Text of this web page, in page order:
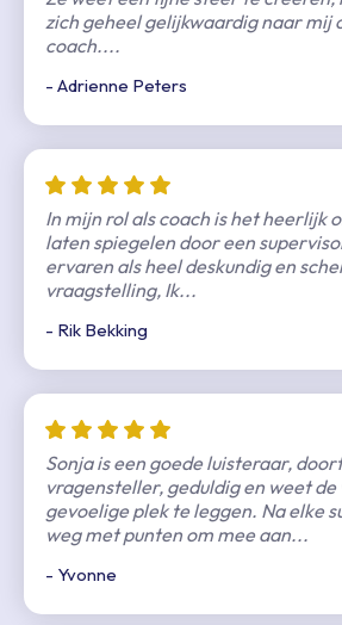
zich geheel gelijkwaardig naar mij
coach....
- Adrienne Peters
In mijn rol als coach is het heerlijk
laten spiegelen door een
ervaren als heel deskundig en
vraagstelling, Ik...
- Rik Bekking
Sonja is een goede luisteraar,
vragensteller, geduldig en weet de
gevoelige plek te leggen. Na elke
weg met punten om mee aan...
- Yvonne
Geef een beoordeling
Beoordeel Sonja
Zeer goed
Omschrijf je ervaring met deze
Vraag een beoordeling
klant
Stuur een Whatsapp bericht of e-
Sluiten